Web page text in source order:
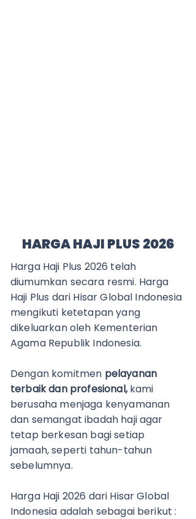
HARGA HAJI PLUS 2026
Harga Haji Plus 2026 telah
diumumkan secara resmi. Harga
Haji Plus dari Hisar Global Indonesia
mengikuti ketetapan yang
dikeluarkan oleh Kementerian
Agama Republik Indonesia.
Dengan komitmen pelayanan
terbaik dan profesional,kami
berusaha menjaga kenyamanan
dan semangat ibadah haji agar
tetap berkesan bagi setiap
jamaah, seperti tahun-tahun
sebelumnya.
Harga Haji 2026 dari Hisar Global
Indonesia adalah sebagai berikut :